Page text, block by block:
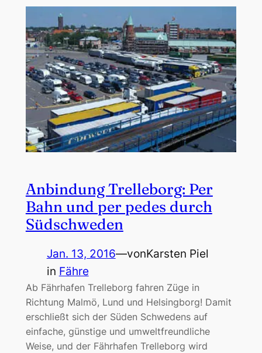
Anbindung Trelleborg: Per
Bahn und per pedes durch
Südschweden
Jan. 13, 2016—vonKarsten Piel
in Fähre
Ab Fährhafen Trelleborg fahren Züge in
Richtung Malmö, Lund und Helsingborg! Damit
erschließt sich der Süden Schwedens auf
einfache, günstige und umweltfreundliche
Weise, und der Fährhafen Trelleborg wird